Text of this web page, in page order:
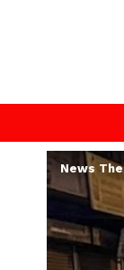
News